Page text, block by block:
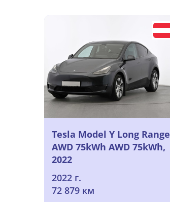
Tesla Model Y Long Range
AWD 75kWh AWD 75kWh,
2022
2022 г.
72 879 км